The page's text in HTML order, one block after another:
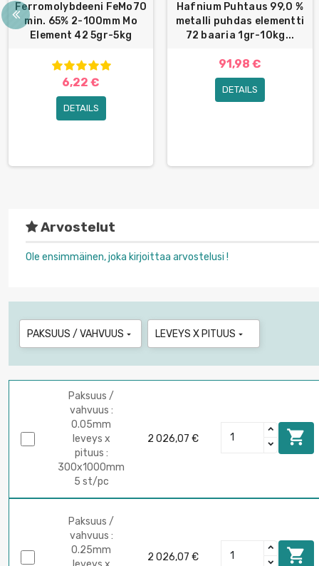
Ferromolybdeeni FeMo70
min. 65% 2-100mm Mo
Element 42 5gr-5kg
6,22 €
DETAILS
Hafnium Puhtaus 99,0 %
metalli puhdas elementti
72 baaria 1gr-10kg...
91,98 €
DETAILS
Arvostelut
Ole ensimmäinen, joka kirjoittaa arvostelusi !
PAKSUUS / VAHVUUS  LEVEYS X PITUUS 
Paksuus /
vahvuus :
0.05mm
leveys x
pituus :
300x1000mm
5 st/pc
2 026,07 € 
Paksuus /
vahvuus :
0.25mm
2 026,07 € 